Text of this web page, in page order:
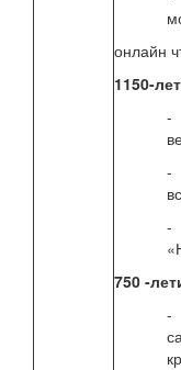
онлайн
1150-
-
-
-
750 -
-